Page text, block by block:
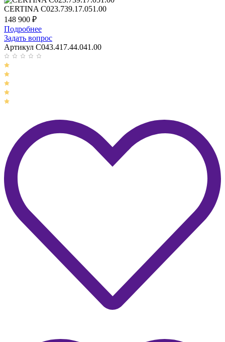
CERTINA C023.739.17.051.00
148 900 ₽
Подробнее
Задать вопрос
Артикул C043.417.44.041.00